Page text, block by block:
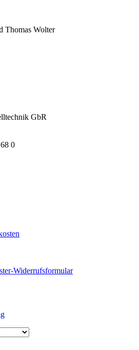
Thomas Wolter
GbR
0
Widerrufsformular